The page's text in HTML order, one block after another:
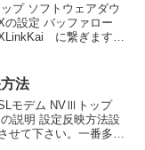
プ ソフトウェアダウ
の設定 バッファロー
に繋ぎます
法
モデム NVⅢトップ
説明 設定反映方法設
せて下さい。一番多い